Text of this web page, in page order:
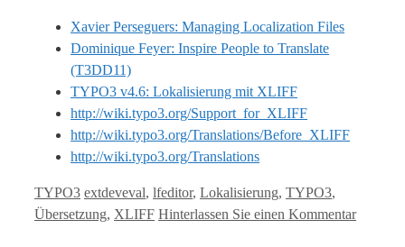
Xavier Perseguers: Managing Localization Files
Dominique Feyer: Inspire People to Translate
(T3DD11)
TYPO3 v4.6: Lokalisierung mit XLIFF
http://wiki.typo3.org/Support_for_XLIFF
http://wiki.typo3.org/Translations/Before_XLIFF
http://wiki.typo3.org/Translations
Kategorien
TYPO3 Tags
extdeveval, lfeditor, Lokalisierung, TYPO3,
Übersetzung, XLIFF Hinterlassen Sie einen Kommentar